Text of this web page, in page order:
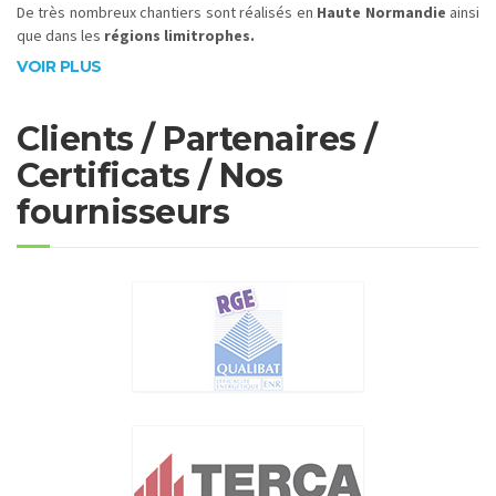
De très nombreux chantiers sont réalisés en Haute Normandie ainsi
que dans les régions limitrophes.
VOIR PLUS
Clients / Partenaires /
Certificats / Nos
fournisseurs